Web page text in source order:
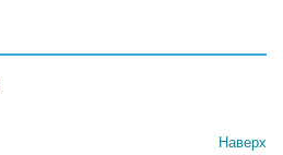
Наверх